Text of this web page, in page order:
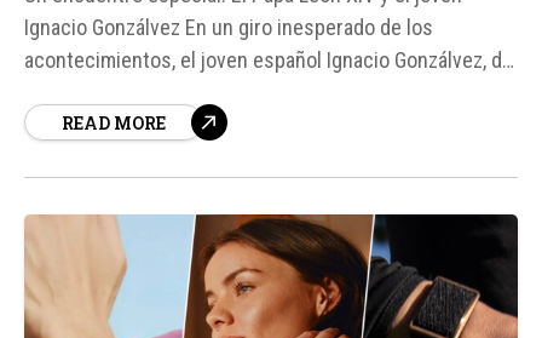
Ignacio Gonzálvez En un giro inesperado de los
acontecimientos, el joven español Ignacio Gonzálvez, de
imaginar. Durante su peregrinación al Jubileo de los
READ MORE